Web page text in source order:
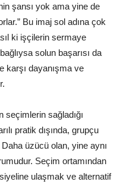
şansı yok ama yine de
Bu imaj sol adına çok
ki işçilerin sermaye
solun başarısı da
karşı dayanışma ve
seçimlerin sağladığı
pratik dışında, grupçu
üzücü olan, yine aynı
Seçim ortamından
ulaşmak ve alternatif